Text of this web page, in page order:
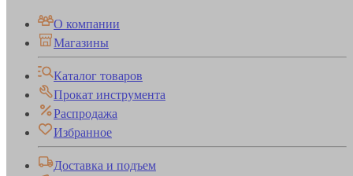
О компании
Магазины
Каталог товаров
Прокат инструмента
Распродажа
Избранное
Доставка и подъем